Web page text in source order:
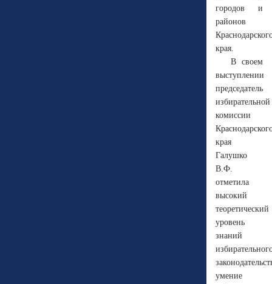
городов и
районов
края.
В своем
выступлении
председатель
избирательной
комиссии
края
Галушко
В.Ф.
отметила
высокий
теоретический
уровень
знаний
умение